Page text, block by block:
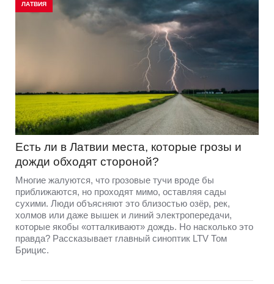
ЛАТВИЯ
Есть ли в Латвии места, которые грозы и
дожди обходят стороной?
Многие жалуются, что грозовые тучи вроде бы
приближаются, но проходят мимо, оставляя сады
сухими. Люди объясняют это близостью озёр, рек,
холмов или даже вышек и линий электропередачи,
которые якобы «отталкивают» дождь. Но насколько это
правда? Рассказывает главный синоптик LTV Том
Брицис.